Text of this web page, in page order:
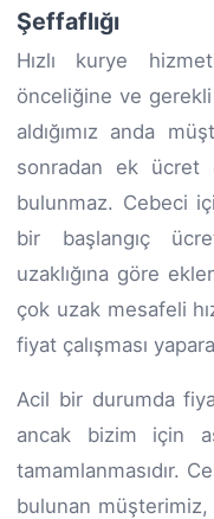
Şeffaflığı
Hızlı kurye
önceliğine ve
aldığımız anda
sonradan ek ücret
bulunmaz. Cebeci
bir başlangıç
uzaklığına göre
çok uzak mesafeli
fiyat çalışması
Acil bir durumda
ancak bizim için
tamamlanmasıdır.
bulunan